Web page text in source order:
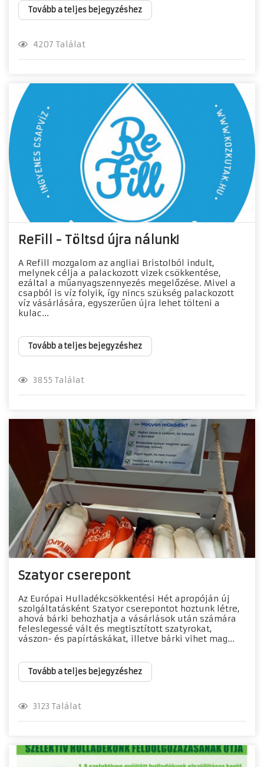
Tovább a teljes bejegyzéshez
4207 Találat
ReFill - Töltsd újra nálunk!
A Refill mozgalom az angliai Bristolból indult,
melynek célja a palackozott vizek csökkentése,
ezáltal a műanyagszennyezés megelőzése. Mivel a
csapból is víz folyik, így nincs szükség palackozott
víz vásárlására, egyszerűen újra lehet tölteni a
kulac...
Tovább a teljes bejegyzéshez
3855 Találat
Szatyor cserepont
Az Európai Hulladékcsökkentési Hét apropóján új
szolgáltatásként Szatyor cserepontot hoztunk létre,
ahová bárki behozhatja a vásárlások után számára
feleslegessé vált és megtisztított szatyrokat,
vászon- és papírtáskákat, illetve bárki vihet mag...
Tovább a teljes bejegyzéshez
3123 Találat